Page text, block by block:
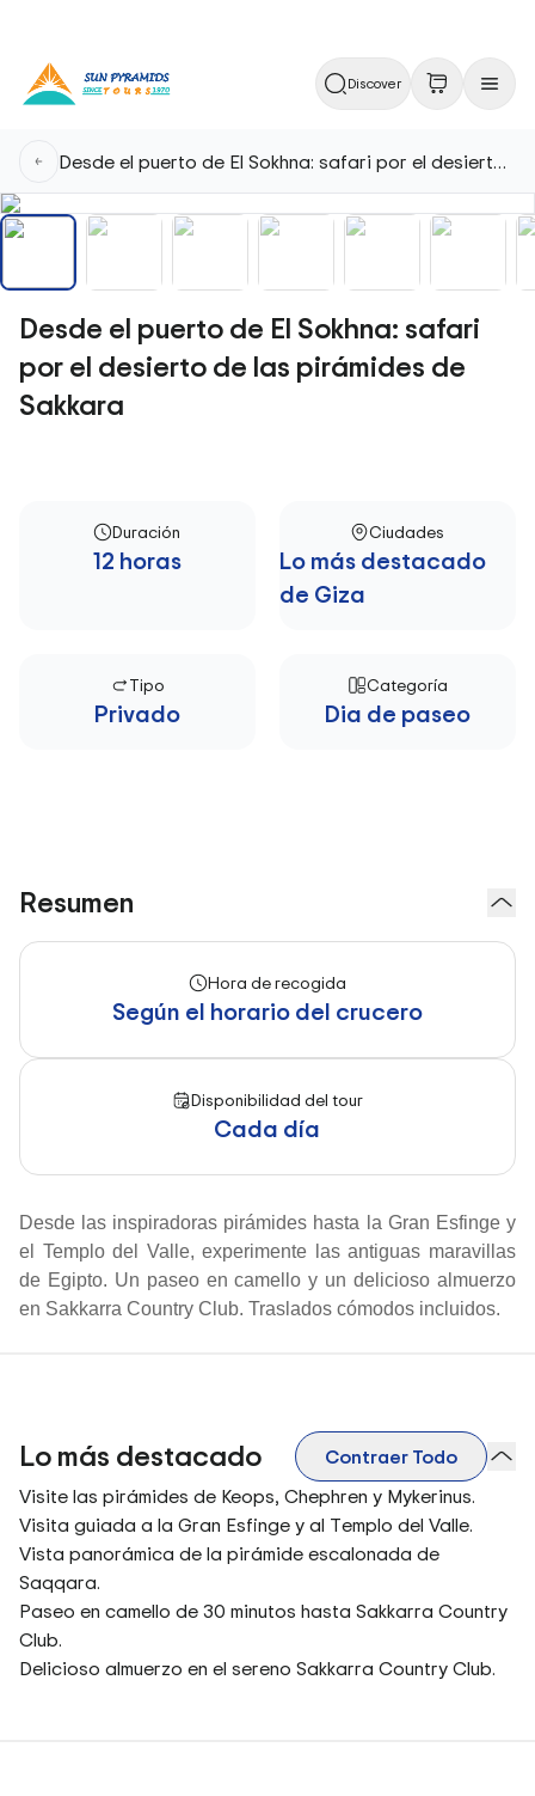
Discover
Desde el puerto de El Sokhna: safari por el desierto de las pirámides de Sakkara
Desde el puerto de El Sokhna: safari
por el desierto de las pirámides de
Sakkara
Duración
12 horas
Ciudades
Lo más destacado
de Giza
Tipo
Privado
Categoría
Dia de paseo
Resumen
Hora de recogida
Según el horario del crucero
Disponibilidad del tour
Cada día
Desde las inspiradoras pirámides hasta la Gran Esfinge y
el Templo del Valle, experimente las antiguas maravillas
de Egipto. Un paseo en camello y un delicioso almuerzo
en Sakkarra Country Club. Traslados cómodos incluidos.
Lo más destacado
Contraer Todo
Visite las pirámides de Keops, Chephren y Mykerinus.
Visita guiada a la Gran Esfinge y al Templo del Valle.
Vista panorámica de la pirámide escalonada de
Saqqara.
Paseo en camello de 30 minutos hasta Sakkarra Country
Club.
Delicioso almuerzo en el sereno Sakkarra Country Club.